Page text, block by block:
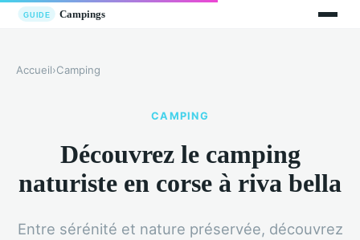
Accueil›Camping
CAMPING
Découvrez le camping
naturiste en corse à riva bella
Entre sérénité et nature préservée, découvrez